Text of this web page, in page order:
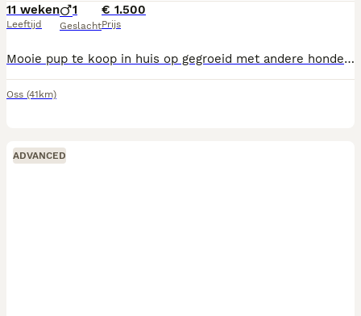
11 weken
Leeftijd
1
Geslacht
€ 1.500
Prijs
Mooie pup te koop in huis op gegroeid met andere honden is een mooi vrij hondje wat z’n behoefte al goed buiten doet is naar leeftijd ingeënt Over de vraag prijs kan nog gesproken worden voor een heel goed tehuis
Oss (41km)
ADVANCED